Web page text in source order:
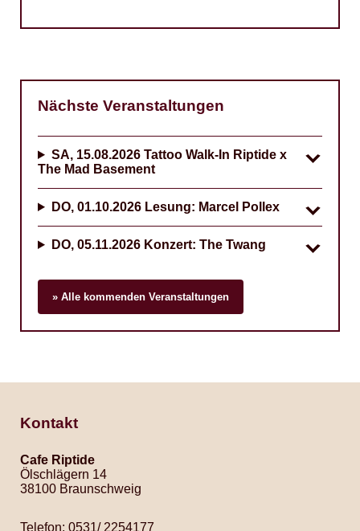
Nächste Veranstaltungen
SA, 15.08.2026Tattoo Walk-In Riptide x
The Mad Basement
DO, 01.10.2026Lesung: Marcel Pollex
DO, 05.11.2026Konzert: The Twang
» Alle kommenden Veranstaltungen
Kontakt
Cafe Riptide
Ölschlägern 14
38100 Braunschweig
Telefon: 0531/ 2254177